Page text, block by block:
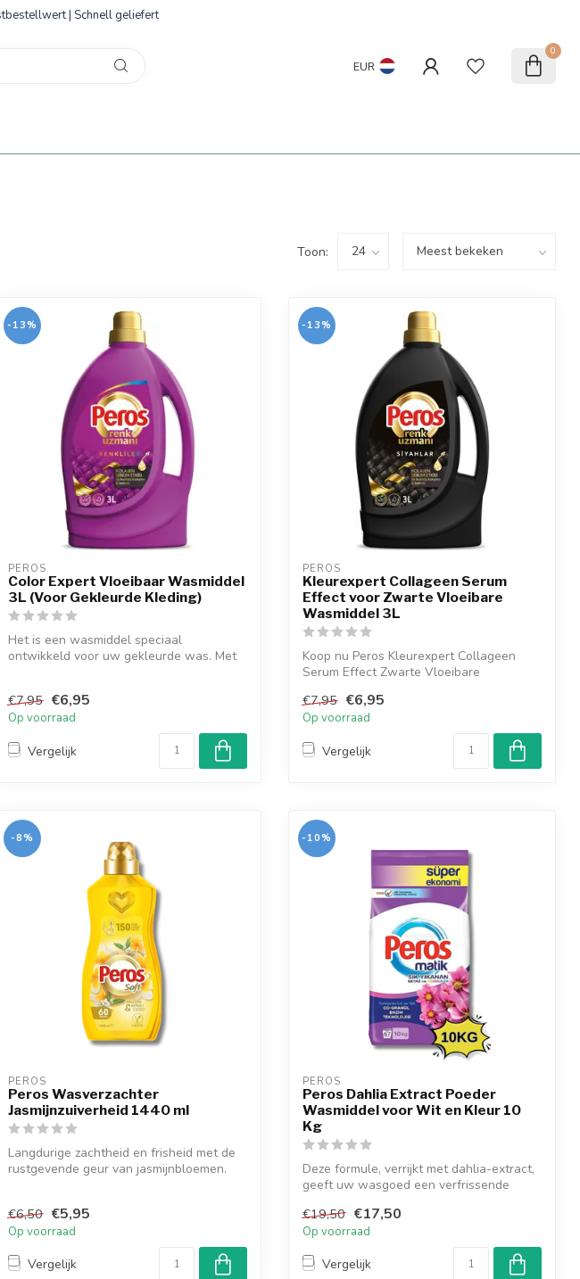
| Schnell geliefert
EUR
0
Toon:
-13%
PEROS
Color Expert Vloeibaar Wasmiddel
3L (Voor Gekleurde Kleding)
Het is een wasmiddel speciaal
ontwikkeld voor uw gekleurde was. Met
€7,95 €6,95
Op voorraad
Vergelijk
-13%
PEROS
Kleurexpert Collageen Serum
Effect voor Zwarte Vloeibare
Wasmiddel 3L
Koop nu Peros Kleurexpert Collageen
Serum Effect Zwarte Vloeibare
€7,95 €6,95
Op voorraad
Vergelijk
-8%
PEROS
Peros Wasverzachter
Jasmijnzuiverheid 1440 ml
Langdurige zachtheid en frisheid met de
rustgevende geur van jasmijnbloemen.
€6,50 €5,95
Op voorraad
Vergelijk
-10%
PEROS
Peros Dahlia Extract Poeder
Wasmiddel voor Wit en Kleur 10
Kg
Deze formule, verrijkt met dahlia-extract,
geeft uw wasgoed een verfrissende
€19,50 €17,50
Op voorraad
Vergelijk